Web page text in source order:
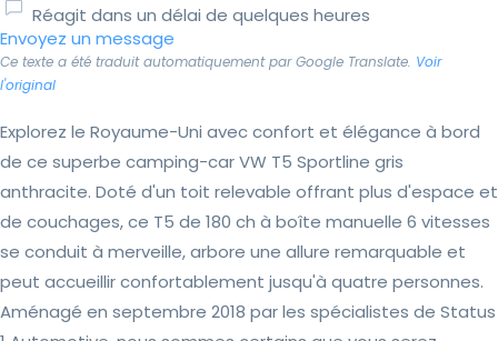
Réagit dans un délai de quelques heures
Envoyez un message
Ce texte a été traduit automatiquement par Google Translate. Voir
l'original
Explorez le Royaume-Uni avec confort et élégance à bord
de ce superbe camping-car VW T5 Sportline gris
anthracite. Doté d'un toit relevable offrant plus d'espace et
de couchages, ce T5 de 180 ch à boîte manuelle 6 vitesses
se conduit à merveille, arbore une allure remarquable et
peut accueillir confortablement jusqu'à quatre personnes.
Aménagé en septembre 2018 par les spécialistes de Status